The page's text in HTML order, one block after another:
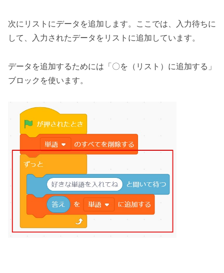
次にリストにデータを追加します。ここでは、入力待ちに
して、入力されたデータをリストに追加しています。
データを追加するためには「〇を（リスト）に追加する」
ブロックを使います。